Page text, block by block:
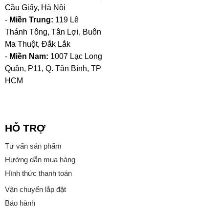
Cầu Giấy, Hà Nội
- Miền Trung: 119 Lê
Thánh Tông, Tân Lợi, Buôn
Ma Thuột, Đắk Lắk
- Miền Nam: 1007 Lạc Long
Quân, P11, Q. Tân Bình, TP
HCM
HỖ TRỢ
Tư vấn sản phẩm
Hướng dẫn mua hàng
Hình thức thanh toán
Vận chuyển lắp đặt
Bảo hành